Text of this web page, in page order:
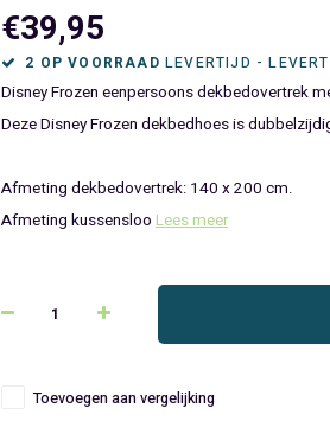
€39,95
2 OP VOORRAAD LEVERTIJD -
Disney Frozen eenpersoons dekbedovertrek
Deze Disney Frozen dekbedhoes is
Afmeting dekbedovertrek: 140 x 200 cm.
Afmeting kussensloo Lees meer
Toevoegen aan vergelijking